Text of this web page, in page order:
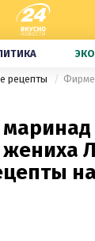
рецепты